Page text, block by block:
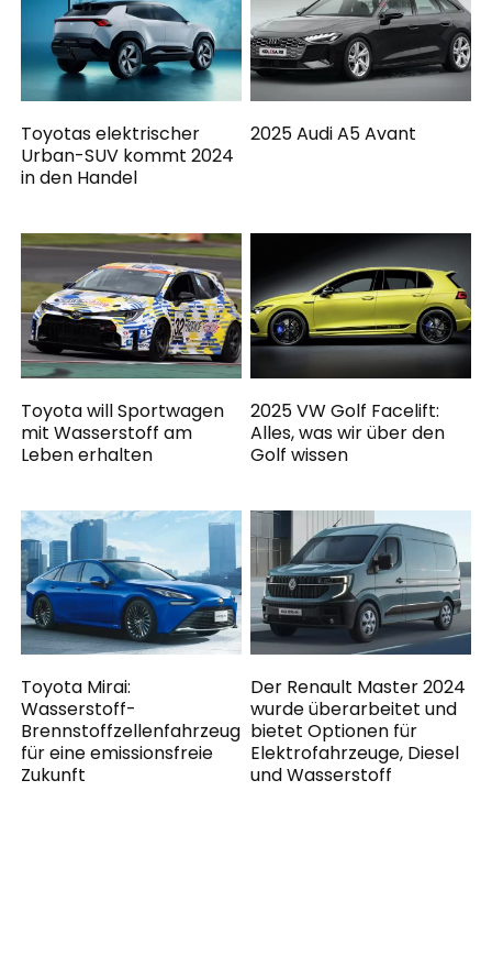
Toyotas elektrischer
Urban-SUV kommt 2024
in den Handel
2025 Audi A5 Avant
Toyota will Sportwagen
mit Wasserstoff am
Leben erhalten
2025 VW Golf Facelift:
Alles, was wir über den
Golf wissen
Toyota Mirai:
Wasserstoff-
Brennstoffzellenfahrzeug
für eine emissionsfreie
Zukunft
Der Renault Master 2024
wurde überarbeitet und
bietet Optionen für
Elektrofahrzeuge, Diesel
und Wasserstoff